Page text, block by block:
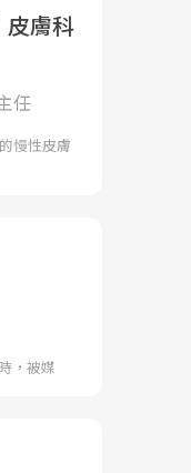
皮膚科
任
慢性皮膚
，被媒